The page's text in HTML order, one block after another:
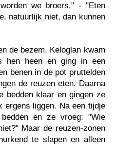
we broers." - "Eten
natuurlijk niet, dan kunnen
de bezem, Keloglan kwam
hen heen en ging in een
benen in de pot pruttelden
de reuzen eten. Daarna
bedden klaar en gingen ze
ergens liggen. Na een tijdje
en ze vroeg: "Wie
Maar de reuzen-zonen
te slapen en alleen